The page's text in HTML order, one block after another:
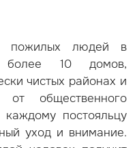
пожилых людей в
более 10 домов,
чистых районах и
общественного
постояльцу
уход и внимание.